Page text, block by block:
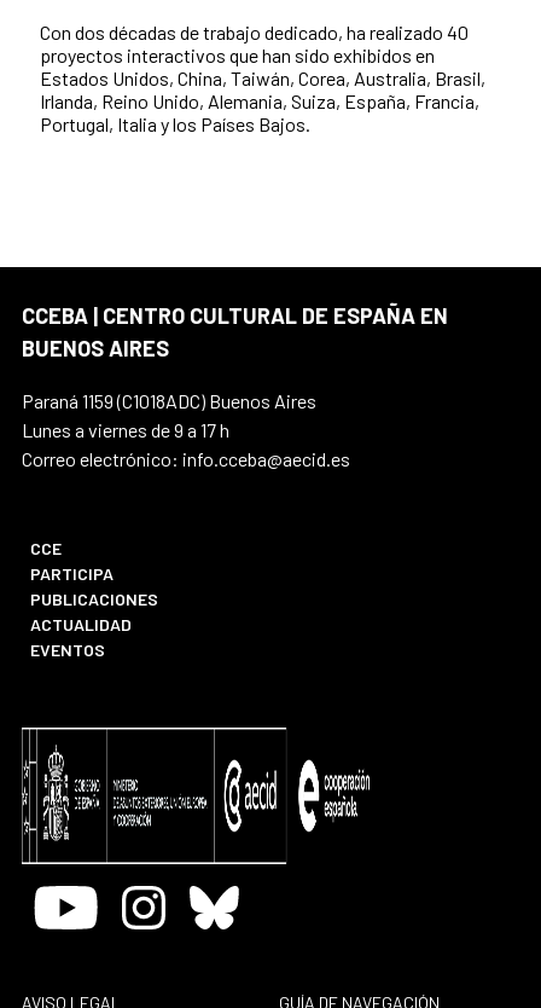
Con dos décadas de trabajo dedicado, ha realizado 40
proyectos interactivos que han sido exhibidos en
Estados Unidos, China, Taiwán, Corea, Australia, Brasil,
Irlanda, Reino Unido, Alemania, Suiza, España, Francia,
Portugal, Italia y los Países Bajos.
CCEBA | CENTRO CULTURAL DE ESPAÑA EN
BUENOS AIRES
Paraná 1159 (C1018ADC) Buenos Aires
Lunes a viernes de 9 a 17 h
Correo electrónico: info.cceba@aecid.es
CCE
PARTICIPA
PUBLICACIONES
ACTUALIDAD
EVENTOS
Youtube InstagramBluesky
AVISO LEGAL GUÍA DE NAVEGACIÓN